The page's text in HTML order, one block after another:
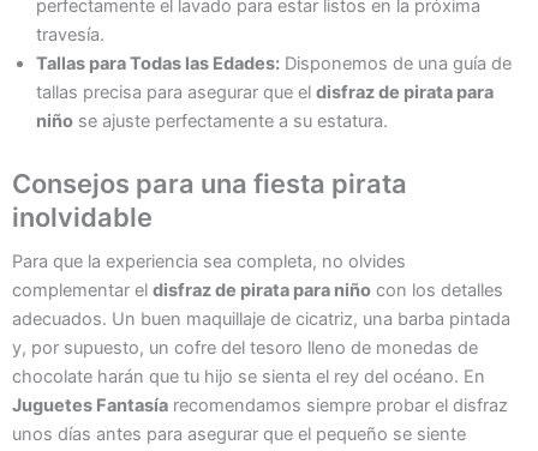
perfectamente el lavado para estar listos en la próxima
travesía.
Tallas para Todas las Edades: Disponemos de una guía de
tallas precisa para asegurar que el disfraz de pirata para
niño se ajuste perfectamente a su estatura.
Consejos para una fiesta pirata
inolvidable
Para que la experiencia sea completa, no olvides
complementar el disfraz de pirata para niño con los detalles
adecuados. Un buen maquillaje de cicatriz, una barba pintada
y, por supuesto, un cofre del tesoro lleno de monedas de
chocolate harán que tu hijo se sienta el rey del océano. En
Juguetes Fantasía recomendamos siempre probar el disfraz
unos días antes para asegurar que el pequeño se siente